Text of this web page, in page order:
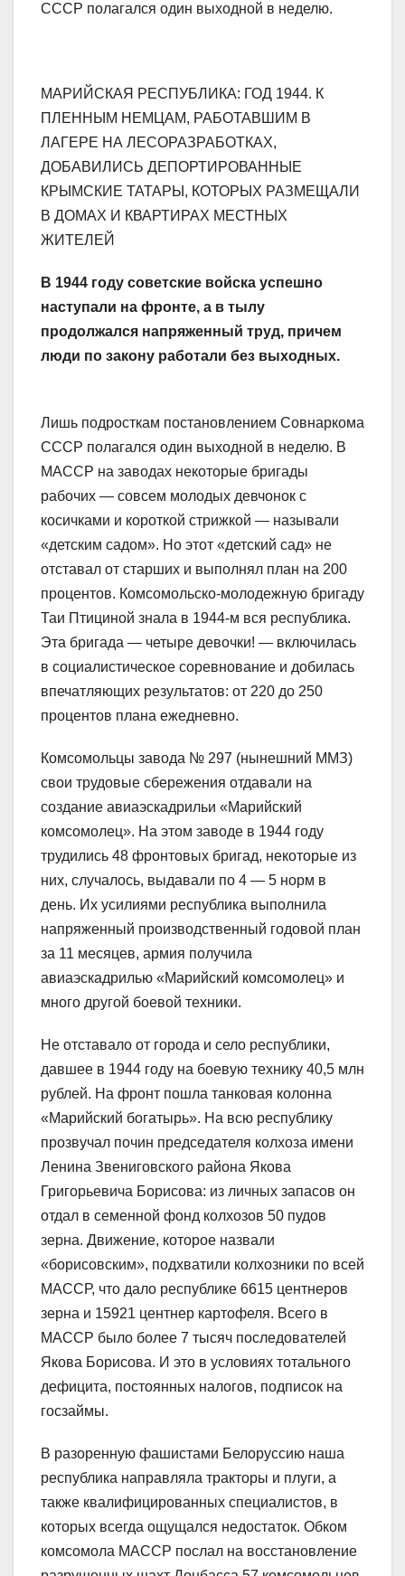
СССР полагался один выходной в неделю.
МАРИЙСКАЯ РЕСПУБЛИКА: ГОД 1944. К
ПЛЕННЫМ НЕМЦАМ, РАБОТАВШИМ В
ЛАГЕРЕ НА ЛЕСОРАЗРАБОТКАХ,
ДОБАВИЛИСЬ ДЕПОРТИРОВАННЫЕ
КРЫМСКИЕ ТАТАРЫ, КОТОРЫХ РАЗМЕЩАЛИ
В ДОМАХ И КВАРТИРАХ МЕСТНЫХ
ЖИТЕЛЕЙ
В 1944 году советские войска успешно
наступали на фронте, а в тылу
продолжался напряженный труд, причем
люди по закону работали без выходных.
Лишь подросткам постановлением Совнаркома
СССР полагался один выходной в неделю. В
МАССР на заводах некоторые бригады
рабочих — совсем молодых девчонок с
косичками и короткой стрижкой — называли
«детским садом». Но этот «детский сад» не
отставал от старших и выполнял план на 200
процентов. Комсомольско-молодежную бригаду
Таи Птициной знала в 1944-м вся республика.
Эта бригада — четыре девочки! — включилась
в социалистическое соревнование и добилась
впечатляющих результатов: от 220 до 250
процентов плана ежедневно.
Комсомольцы завода № 297 (нынешний ММЗ)
свои трудовые сбережения отдавали на
создание авиаэскадрильи «Марийский
комсомолец». На этом заводе в 1944 году
трудились 48 фронтовых бригад, некоторые из
них, случалось, выдавали по 4 — 5 норм в
день. Их усилиями республика выполнила
напряженный производственный годовой план
за 11 месяцев, армия получила
авиаэскадрилью «Марийский комсомолец» и
много другой боевой техники.
Не отставало от города и село республики,
давшее в 1944 году на боевую технику 40,5 млн
рублей. На фронт пошла танковая колонна
«Марийский богатырь». На всю республику
прозвучал почин председателя колхоза имени
Ленина Звениговского района Якова
Григорьевича Борисова: из личных запасов он
отдал в семенной фонд колхозов 50 пудов
зерна. Движение, которое назвали
«борисовским», подхватили колхозники по всей
МАССР, что дало республике 6615 центнеров
зерна и 15921 центнер картофеля. Всего в
МАССР было более 7 тысяч последователей
Якова Борисова. И это в условиях тотального
дефицита, постоянных налогов, подписок на
госзаймы.
В разоренную фашистами Белоруссию наша
республика направляла тракторы и плуги, а
также квалифицированных специалистов, в
которых всегда ощущался недостаток. Обком
комсомола МАССР послал на восстановление